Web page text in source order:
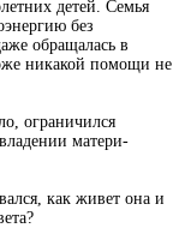
детей. Семья
без
обращалась в
никакой помощи не
ограничился
матери-
как живет она и